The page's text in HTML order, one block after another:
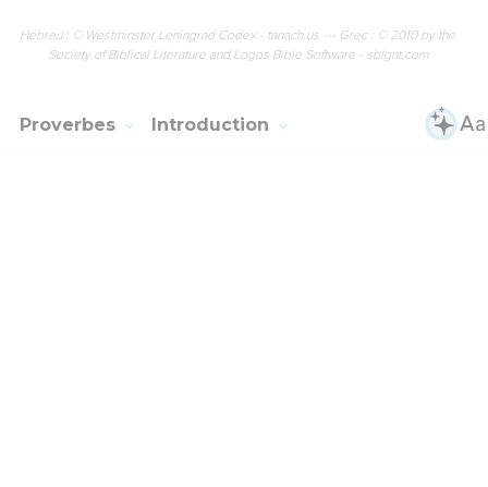
Hébreu : © Westminster Leningrad Codex - tanach.us --- Grec : © 2010 by the
Society of Biblical Literature and Logos Bible Software - sblgnt.com
Proverbes Introduction